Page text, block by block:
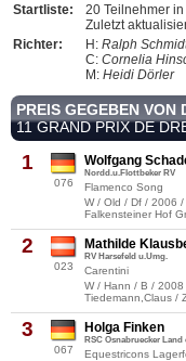
Startliste:
20 Teilnehmer in
Zuletzt
Richter:
H: Ralph
C: Cornelia
M: Heidi Dörler
PREIS GEGEBEN VON
11 GRAND PRIX DE
1
076
Wolfgang
Nordd.u.Flottbeker RV
Flamenco Song
W / Old / Df / 2006
Falkensteiner Hof
2
023
Mathilde
RV Harsefeld u.Umg.
Carentini
W / Hann / B /
Tiedemann,Claus /
3
067
Holga Finken
RSC Osnabruecker Land
Equestricons